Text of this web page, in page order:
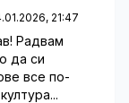
21:47
Радвам
да си
все по-